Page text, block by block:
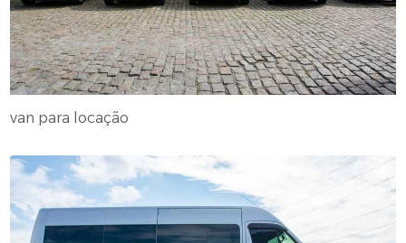
van para locação